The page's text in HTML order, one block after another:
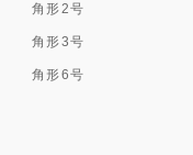
角形2号
角形3号
角形6号